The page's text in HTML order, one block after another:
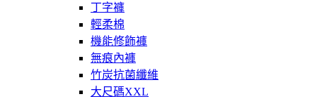
丁字褲
輕柔棉
機能修飾褲
無痕內褲
竹炭抗菌纖維
大尺碼XXL